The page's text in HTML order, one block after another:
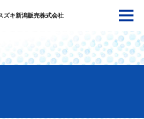
ズキ新潟販売株式会社